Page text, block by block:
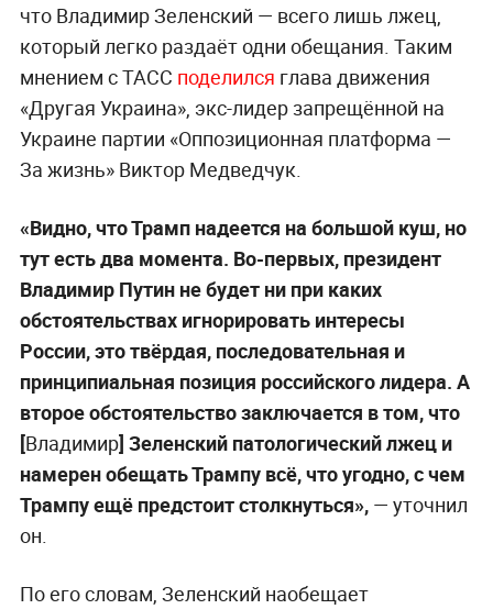
что Владимир Зеленский — всего лишь лжец,
который легко раздаёт одни обещания. Таким
мнением с ТАСС поделился глава движения
«Другая Украина», экс-лидер запрещённой на
Украине партии «Оппозиционная платформа —
За жизнь» Виктор Медведчук.
«Видно, что Трамп надеется на большой куш, но
тут есть два момента. Во-первых, президент
Владимир Путин не будет ни при каких
обстоятельствах игнорировать интересы
России, это твёрдая, последовательная и
принципиальная позиция российского лидера. А
второе обстоятельство заключается в том, что
[Владимир] Зеленский патологический лжец и
намерен обещать Трампу всё, что угодно, с чем
Трампу ещё предстоит столкнуться»,— уточнил
он.
По его словам, Зеленский наобещает